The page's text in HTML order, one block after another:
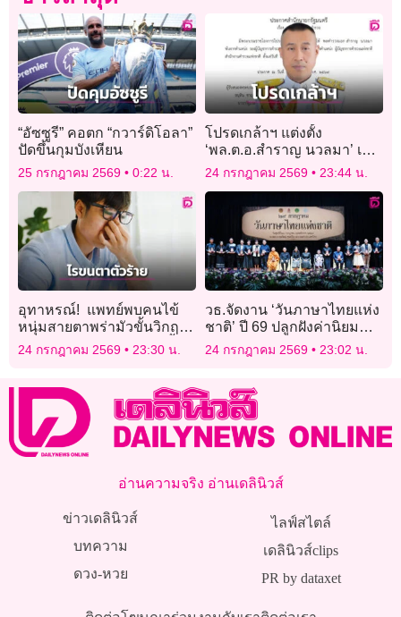
“อัซซูรี” คอตก “กวาร์ดิโอลา”
ปัดขึ้นกุมบังเหียน
25 กรกฎาคม 2569 0:22 น.
โปรดเกล้าฯ แต่งตั้ง
‘พล.ต.อ.สำราญ นวลมา’ เป็น
ผบ.ตร. มีผล 1 ต.ค.
24 กรกฎาคม 2569 23:44 น.
อุทาหรณ์! แพทย์พบคนไข้
หนุ่มสายตาพร่ามัวขั้นวิกฤติ
เหตุจากพฤติกรรมชอบขยี้ตา
และไม่รักษาความสะอาด
24 กรกฎาคม 2569 23:30 น.
วธ.จัดงาน ‘วันภาษาไทยแห่ง
ชาติ’ ปี 69 ปลูกฝังค่านิยม
การใช้ภาษาไทยให้ถูกต้อง
เหมาะสม
24 กรกฎาคม 2569 23:02 น.
อ่านความจริง อ่านเดลินิวส์
ข่าวเดลินิวส์
บทความ
ดวง-หวย
ไลฟ์สไตล์
เดลินิวส์clips
PR by dataxet